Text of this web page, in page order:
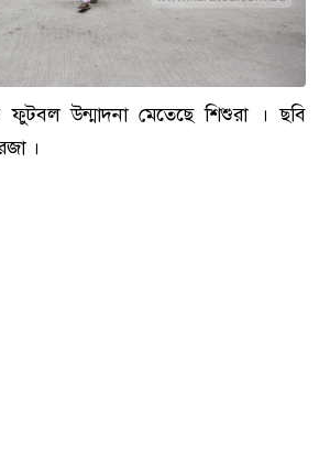
ফুটবল উন্মাদনা মেতেছে শিশুরা । ছবি
।